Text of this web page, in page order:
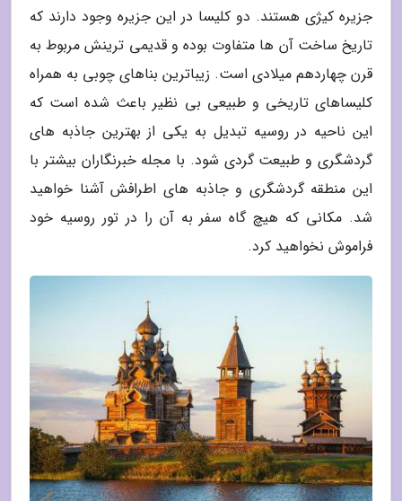
جزیره کیژی هستند. دو کلیسا در این جزیره وجود دارند که
تاریخ ساخت آن ها متفاوت بوده و قدیمی ترینش مربوط به
قرن چهاردهم میلادی است. زیباترین بناهای چوبی به همراه
کلیساهای تاریخی و طبیعی بی نظیر باعث شده است که
این ناحیه در روسیه تبدیل به یکی از بهترین جاذبه های
گردشگری و طبیعت گردی شود. با مجله خبرنگاران بیشتر با
این منطقه گردشگری و جاذبه های اطرافش آشنا خواهید
شد. مکانی که هیچ گاه سفر به آن را در تور روسیه خود
فراموش نخواهید کرد.